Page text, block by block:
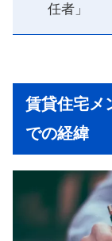
任者」
賃貸住宅メ
での経緯